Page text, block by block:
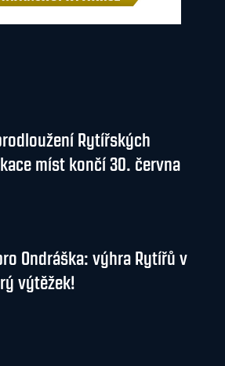
Rytířských
míst končí 30. června
Ondráška: výhra Rytířů v
výtěžek!